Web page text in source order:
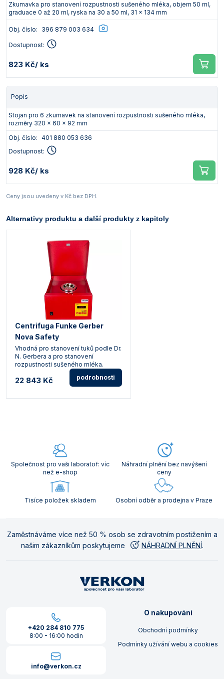
Zkumavka pro stanovení rozpustnosti sušeného mléka, objem 50 ml,
graduace 0 až 20 ml, ryska na 30 a 50 ml, 31 x 134 mm
Obj. číslo: 396 879 003 634
Dostupnost:
823 Kč/ ks
Popis
Stojan pro 6 zkumavek na stanovení rozpustnosti sušeného mléka,
rozměry 320 x 60 x 92 mm
Obj. číslo: 401 880 053 636
Dostupnost:
928 Kč/ ks
Ceny jsou uvedeny v Kč bez DPH.
Alternativy produktu a další produkty z kapitoly
Centrifuga Funke Gerber
Nova Safety
Vhodná pro stanovení tuků podle Dr.
N. Gerbera a pro stanovení
rozpustnosti sušeného mléka.
22 843 Kč podrobnosti
Společnost pro vaši laboratoř: víc
než e-shop
Náhradní plnění bez navýšení
ceny
Tisíce položek skladem Osobní odběr a prodejna v Praze
Zaměstnáváme více než 50 % osob se zdravotním postižením a
našim zákazníkům poskytujeme
NÁHRADNÍ PLNĚNÍ.
+420 284 810 775
8:00 - 16:00 hodin
info@verkon.cz
O nakupování
Obchodní podmínky
Podmínky užívání webu a cookies